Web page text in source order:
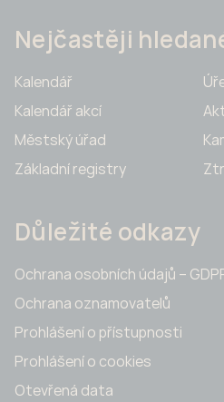
Nejčastěji
Kalendář
Kalendář akcí
Městský úřad
Základní registry
Důležité odkazy
Ochrana osobních údajů –
Ochrana oznamovatelů
Prohlášení o přístupnosti
Prohlášení o cookies
Otevřená data